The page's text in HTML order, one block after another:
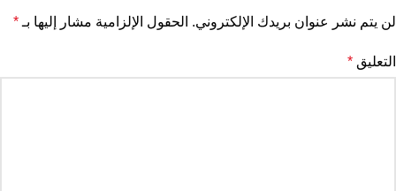
لن يتم نشر عنوان بريدك الإلكتروني. الحقول الإلزامية مشار إليها بـ *
التعليق *